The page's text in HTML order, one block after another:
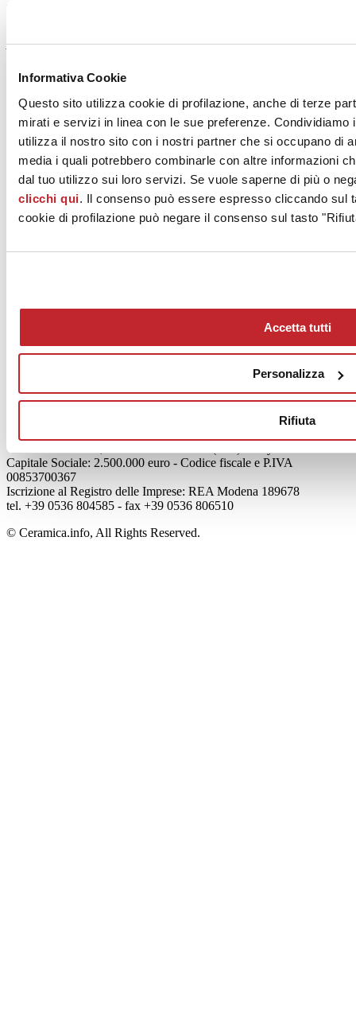
Informativa Cookie
Questo sito utilizza cookie di profilazione, anche di terze
mirati e servizi in linea con le sue preferenze.
utilizza il nostro sito con i nostri partner che si occupano di
media i quali potrebbero combinarle con altre informazioni
dal tuo utilizzo sui loro servizi. Se vuole saperne di più o
clicchi qui. Il consenso può essere espresso cliccando sul
cookie di profilazione può negare il consenso sul tasto
Accetta tutti
Personalizza
Rifiuta
Progetti di I.M.S.O. S.r.l.
Al momento non è presente nessun progetto per l'azienda
Chi siamo
Cookie Policy
Viale Monte Santo, 40 - 41049 Sassuolo (MO) - Italy
Capitale Sociale: 2.500.000 euro - Codice fiscale e P.IVA
00853700367
Iscrizione al Registro delle Imprese: REA Modena 189678
tel. +39 0536 804585 - fax +39 0536 806510
© Ceramica.info, All Rights Reserved.